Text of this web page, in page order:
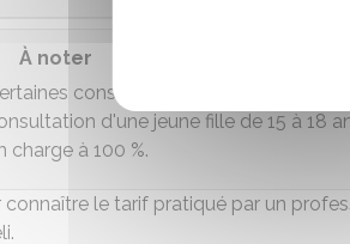
À noter
consultations complexes à
d'une jeune fille de 15 à 18
charge à 100 %.
connaître le tarif pratiqué par un
.